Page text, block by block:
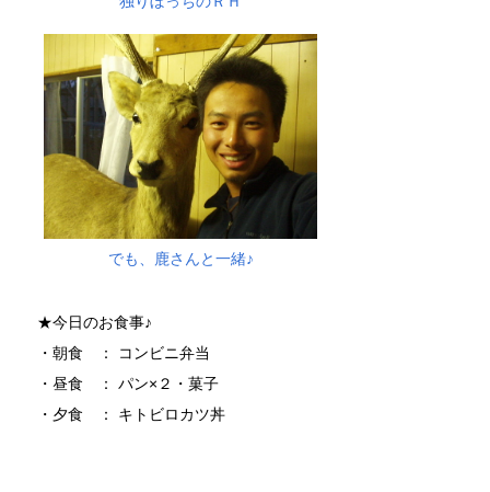
でも、鹿さんと一緒♪
★今日のお食事♪
・朝食 ： コンビニ弁当
・昼食 ： パン×２・菓子
・夕食 ： キトビロカツ丼